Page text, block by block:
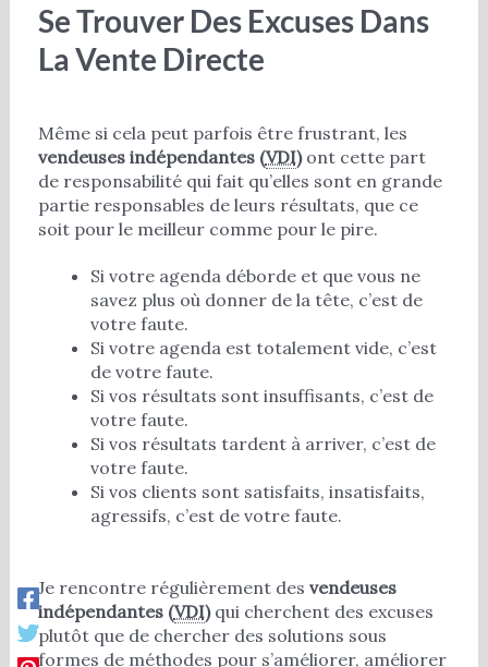
Se Trouver Des Excuses Dans
La Vente Directe
Même si cela peut parfois être frustrant, les
vendeuses indépendantes (VDI) ont cette part
de responsabilité qui fait qu’elles sont en grande
partie responsables de leurs résultats, que ce
soit pour le meilleur comme pour le pire.
Si votre agenda déborde et que vous ne
savez plus où donner de la tête, c’est de
votre faute.
Si votre agenda est totalement vide, c’est
de votre faute.
Si vos résultats sont insuffisants, c’est de
votre faute.
Si vos résultats tardent à arriver, c’est de
votre faute.
Si vos clients sont satisfaits, insatisfaits,
agressifs, c’est de votre faute.
Je rencontre régulièrement des vendeuses
indépendantes (VDI)qui cherchent des excuses
plutôt que de chercher des solutions sous
formes de méthodes pour s’améliorer, améliorer